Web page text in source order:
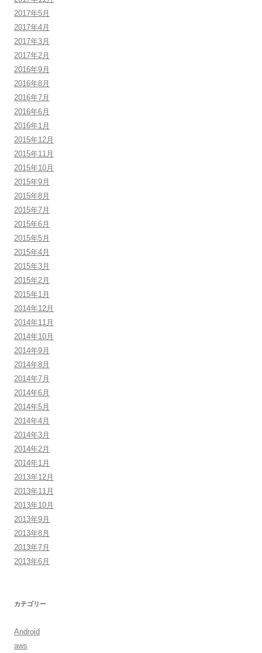
2017年5月
2017年4月
2017年3月
2017年2月
2016年9月
2016年8月
2016年7月
2016年6月
2016年1月
2015年12月
2015年11月
2015年10月
2015年9月
2015年8月
2015年7月
2015年6月
2015年5月
2015年4月
2015年3月
2015年2月
2015年1月
2014年12月
2014年11月
2014年10月
2014年9月
2014年8月
2014年7月
2014年6月
2014年5月
2014年4月
2014年3月
2014年2月
2014年1月
2013年12月
2013年11月
2013年10月
2013年9月
2013年8月
2013年7月
2013年6月
カテゴリー
Android
aws